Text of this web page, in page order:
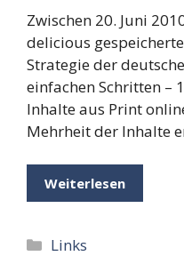
Zwischen 20. Juni
delicious
Strategie der
einfachen Schritten –
Inhalte aus Print
Mehrheit der Inhalte
Weiterlesen
Kategorien
Links